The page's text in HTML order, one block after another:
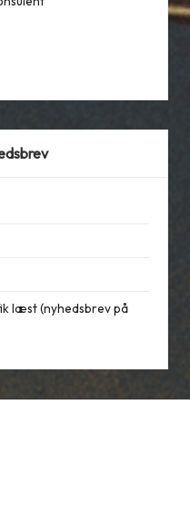
læst (nyhedsbrev på